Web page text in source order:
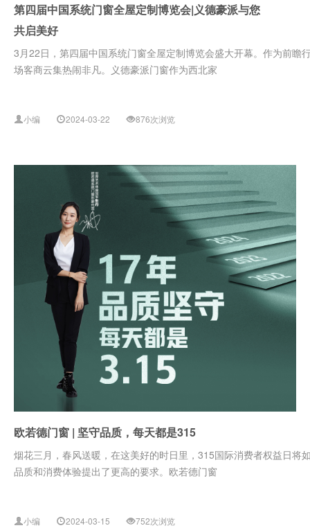
第四届中国系统门窗全屋定制博览会|义德豪派与您
共启美好
3月22日，第四届中国系统门窗全屋定制博览会盛大开幕。作为前
场客商云集热闹非凡。义德豪派门窗作为西北家
小编 2024-03-22 876次浏览
欧若德门窗 | 坚守品质，每天都是315
烟花三月，春风送暖，在这美好的时日里，315国际消费者权益日
品质和消费体验提出了更高的要求。欧若德门窗
小编 2024-03-15 752次浏览